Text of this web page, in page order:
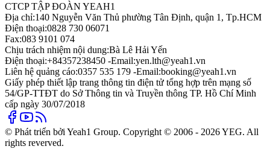
CTCP TẬP ĐOÀN YEAH1
Địa chỉ:140 Nguyễn Văn Thủ phường Tân Định, quận 1, Tp.HCM
Điện thoại:0828 730 06071
Fax:083 9101 074
Chịu trách nhiệm nội dung:Bà Lê Hải Yến
Điện thoại:+84357238450 -Email:yen.lth@yeah1.vn
Liên hệ quảng cáo:0357 535 179 -Email:booking@yeah1.vn
Giấy phép thiết lập trang thông tin điện tử tổng hợp trên mạng số
54/GP-TTĐT do Sở Thông tin và Truyền thông TP. Hồ Chí Minh
cấp ngày 30/07/2018
© Phát triển bởi Yeah1 Group. Copyright © 2006 - 2026 YEG. All
rights reverved.